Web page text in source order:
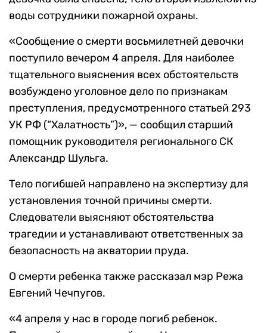
воды сотрудники пожарной охраны.
«Сообщение о смерти восьмилетней девочки
поступило вечером 4 апреля. Для наиболее
тщательного выяснения всех обстоятельств
возбуждено уголовное дело по признакам
преступления, предусмотренного статьей 293
УК РФ (“Халатность”)», — сообщил старший
помощник руководителя регионального СК
Александр Шульга.
Тело погибшей направлено на экспертизу для
установления точной причины смерти.
Следователи выясняют обстоятельства
трагедии и устанавливают ответственных за
безопасность на акватории пруда.
О смерти ребенка также рассказал мэр Режа
Евгений Чечпугов.
«4 апреля у нас в городе погиб ребенок.